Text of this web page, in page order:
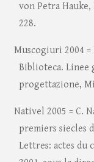
von Petra
228.
Muscogiuri 2004
Biblioteca. Linee
progettazione,
Nativel 2005 = C.
premiers siecles
Lettres: actes du